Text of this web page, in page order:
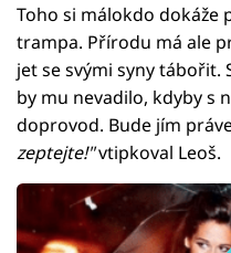
Toho si málokdo dokáže
trampa. Přírodu má ale
jet se svými syny tábořit.
by mu nevadilo, kdyby s
doprovod. Bude jím
zeptejte!"vtipkoval Leoš.